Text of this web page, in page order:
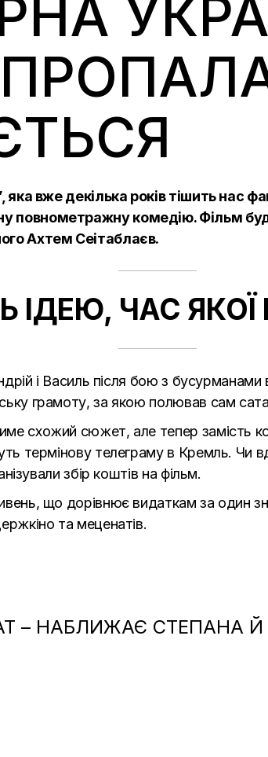
яка вже декілька років тішить нас
повнометражну комедію. Фільм
Ахтем Сеітаблаєв.
ІДЕЮ, ЧАС ЯКОЇ
і Василь після бою з
грамоту, за якою полював сам
схожий сюжет, але тепер замість
термінову телеграму в Кремль. Чи
збір коштів на фільм.
що дорівнює видаткам за один
та меценатів.
– НАБЛИЖАЄ СТЕПАНА